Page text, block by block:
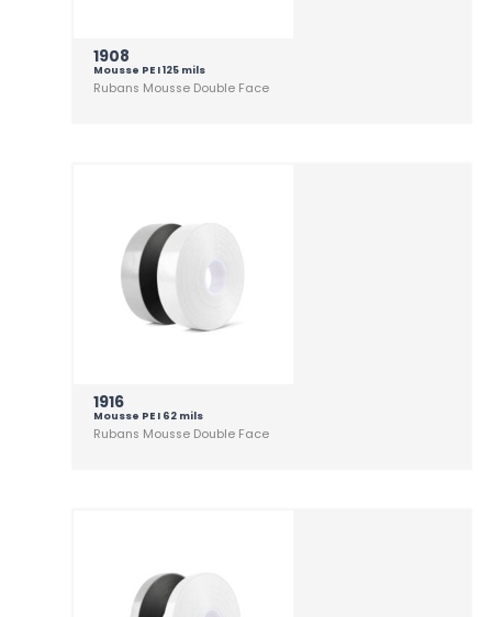
1908
Mousse PE I 125 mils
Rubans Mousse Double Face
1916
Mousse PE I 62 mils
Rubans Mousse Double Face